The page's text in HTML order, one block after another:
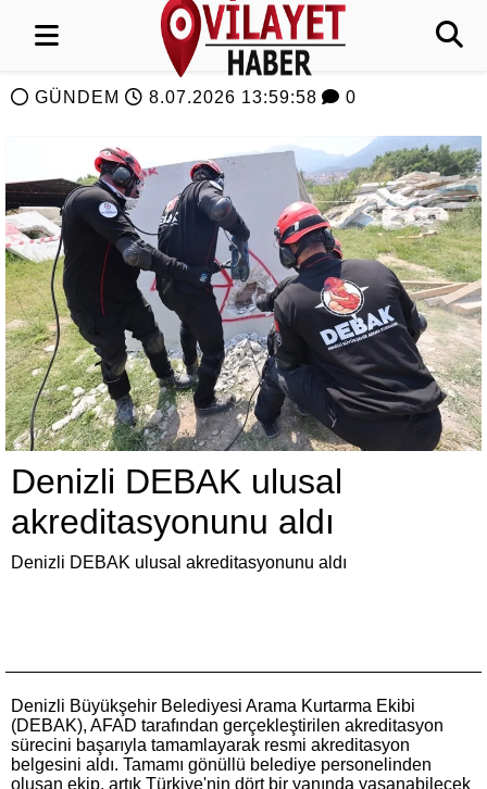
GÜNDEM 8.07.2026 13:59:58 0
Denizli DEBAK ulusal
akreditasyonunu aldı
Denizli DEBAK ulusal akreditasyonunu aldı
Denizli Büyükşehir Belediyesi Arama Kurtarma Ekibi
(DEBAK), AFAD tarafından gerçekleştirilen akreditasyon
sürecini başarıyla tamamlayarak resmi akreditasyon
belgesini aldı. Tamamı gönüllü belediye personelinden
oluşan ekip, artık Türkiye'nin dört bir yanında yaşanabilecek